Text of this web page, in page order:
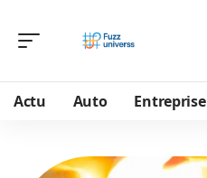
Actu Auto Entreprise